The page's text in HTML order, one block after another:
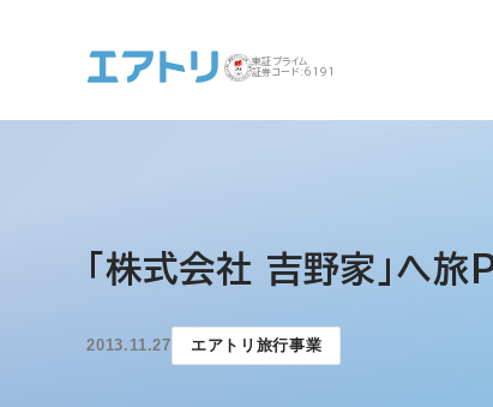
東証プライム
証券コード:6191
ップ
「株式会社 吉野家」へ
2013.11.27 エアトリ旅行事業